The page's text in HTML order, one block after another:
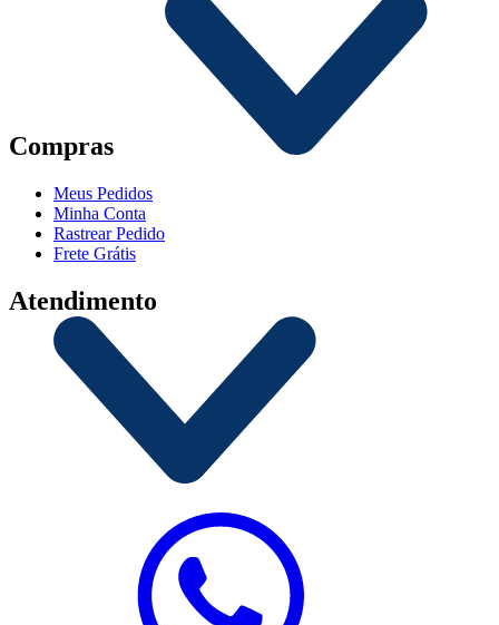
Compras
Meus Pedidos
Minha Conta
Rastrear Pedido
Frete Grátis
Atendimento